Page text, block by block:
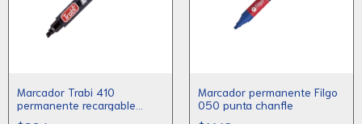
Marcador Trabi 410
permanente recargable
Marcador permanente Filgo
050 punta chanfle